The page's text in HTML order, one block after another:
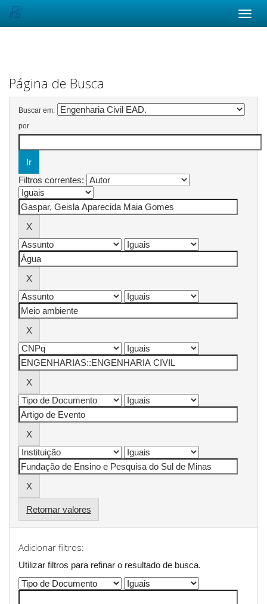
Página de Busca
Buscar em:
por
Filtros correntes:
Retornar valores
Adicionar filtros:
Utilizar filtros para refinar o resultado de busca.